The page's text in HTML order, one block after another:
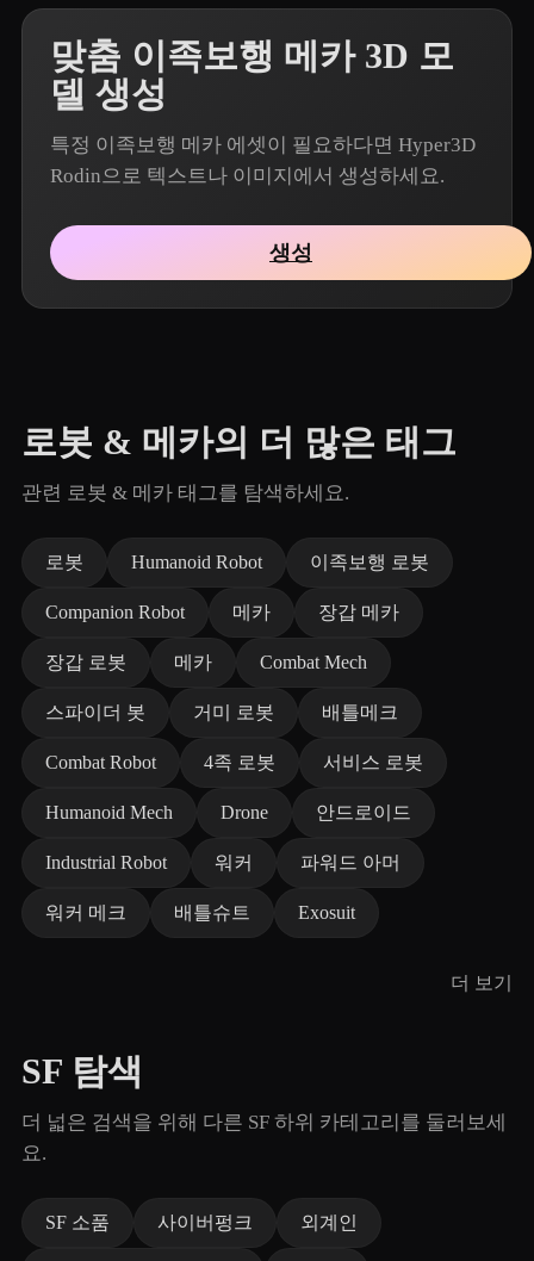
맞춤 이족보행 메카 3D 모
델 생성
특정 이족보행 메카 에셋이 필요하다면 Hyper3D
Rodin으로 텍스트나 이미지에서 생성하세요.
생성
로봇 & 메카의 더 많은 태그
관련 로봇 & 메카 태그를 탐색하세요.
로봇 Humanoid Robot 이족보행 로봇
Companion Robot 메카 장갑 메카
장갑 로봇 메카 Combat Mech
스파이더 봇 거미 로봇 배틀메크
Combat Robot 4족 로봇 서비스 로봇
Humanoid Mech Drone 안드로이드
Industrial Robot 워커 파워드 아머
워커 메크 배틀슈트 Exosuit
더 보기
SF 탐색
더 넓은 검색을 위해 다른 SF 하위 카테고리를 둘러보세
요.
SF 소품 사이버펑크 외계인